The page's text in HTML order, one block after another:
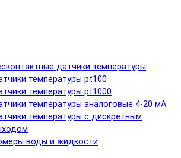
датчики температуры
температуры pt100
температуры pt1000
температуры аналоговые 4-20 мА
температуры с дискретным
воды и жидкости